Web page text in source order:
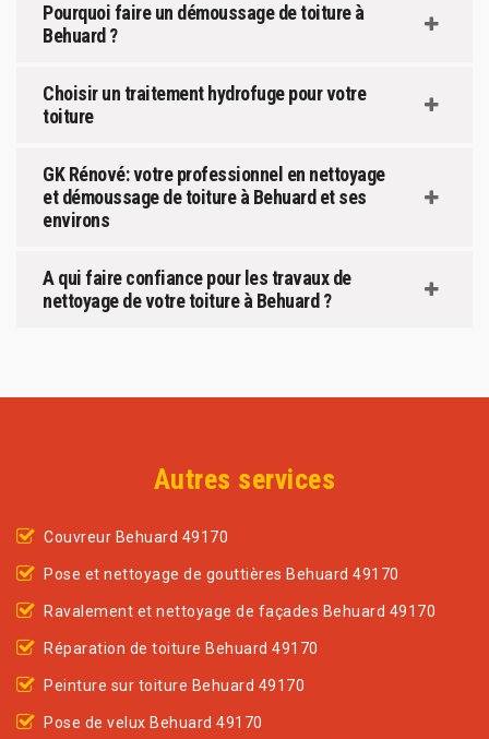
Pourquoi faire un démoussage de toiture à
Behuard ?
Choisir un traitement hydrofuge pour votre
toiture
GK Rénové: votre professionnel en nettoyage
et démoussage de toiture à Behuard et ses
environs
A qui faire confiance pour les travaux de
nettoyage de votre toiture à Behuard ?
Autres services
Couvreur Behuard 49170
Pose et nettoyage de gouttières Behuard 49170
Ravalement et nettoyage de façades Behuard 49170
Réparation de toiture Behuard 49170
Peinture sur toiture Behuard 49170
Pose de velux Behuard 49170